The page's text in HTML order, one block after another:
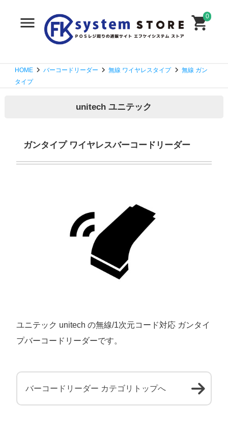
0
HOME バーコードリーダー 無線 ワイヤレスタイプ
無線 ガン
タイプ
unitech ユニテック
ガンタイプ ワイヤレスバーコードリーダー
ユニテック unitech の無線/1次元コード対応 ガンタイ
プバーコードリーダーです。
バーコードリーダー カテゴリトップへ